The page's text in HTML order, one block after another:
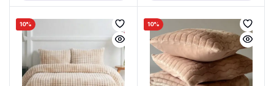
10% 10%